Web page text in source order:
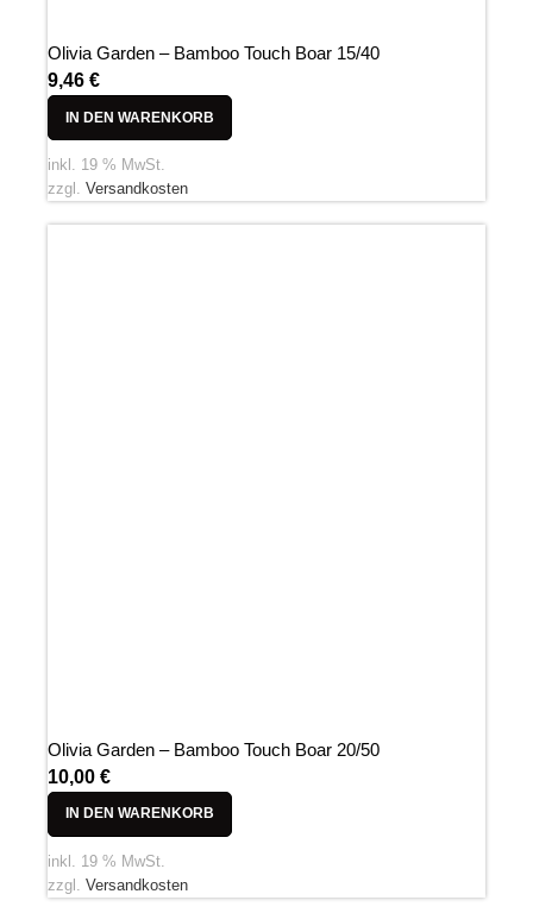
Olivia Garden – Bamboo Touch Boar 15/40
9,46 €
IN DEN WARENKORB
inkl. 19 % MwSt.
zzgl. Versandkosten
Olivia Garden – Bamboo Touch Boar 20/50
10,00 €
IN DEN WARENKORB
inkl. 19 % MwSt.
zzgl. Versandkosten